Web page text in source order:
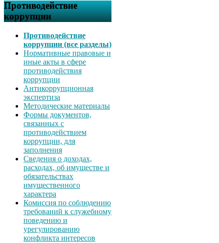
Противодействие
коррупции
Противодействие
коррупции (все разделы)
Нормативные правовые и
иные акты в сфере
противодействия
коррупции
Антикоррупционная
экспертиза
Методические материалы
Формы документов,
связанных с
противодействием
коррупции, для
заполнения
Сведения о доходах,
расходах, об имуществе и
обязательствах
имущественного
характера
Комиссия по соблюдению
требований к служебному
поведению и
урегулированию
конфликта интересов